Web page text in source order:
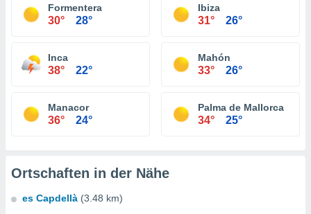
Formentera
30° 28°
Ibiza
31° 26°
Inca
38° 22°
Mahón
33° 26°
Manacor
36° 24°
Palma de Mallorca
34° 25°
Ortschaften in der Nähe
es Capdellà (3.48 km)